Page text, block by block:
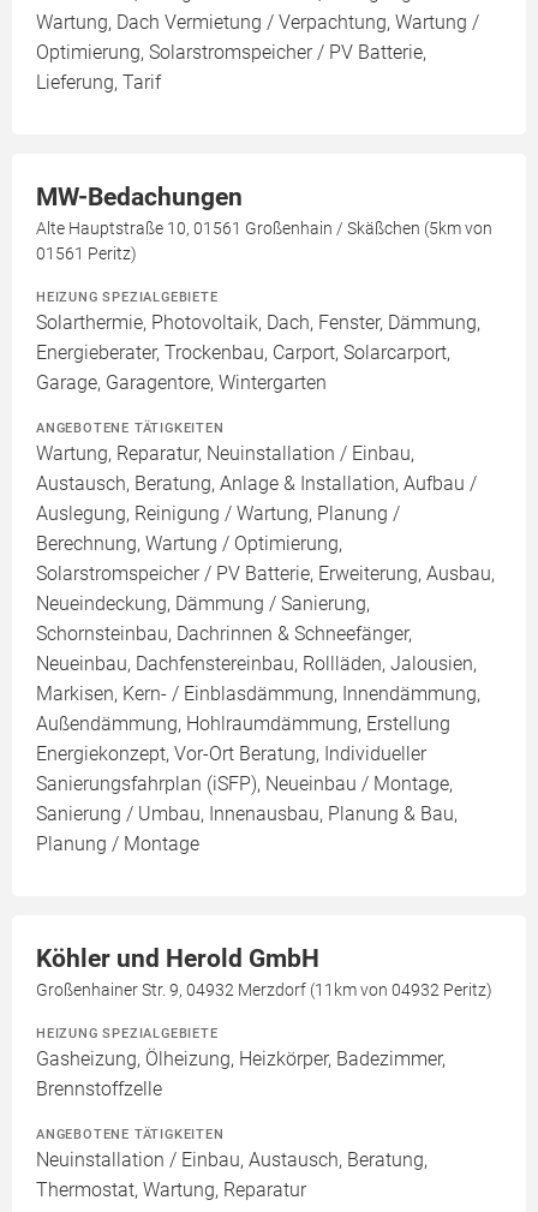
Wartung, Dach Vermietung / Verpachtung, Wartung /
Optimierung, Solarstromspeicher / PV Batterie,
Lieferung, Tarif
MW-Bedachungen
Alte Hauptstraße 10, 01561 Großenhain / Skäßchen (5km von
01561 Peritz)
HEIZUNG SPEZIALGEBIETE
Solarthermie, Photovoltaik, Dach, Fenster, Dämmung,
Energieberater, Trockenbau, Carport, Solarcarport,
Garage, Garagentore, Wintergarten
ANGEBOTENE TÄTIGKEITEN
Wartung, Reparatur, Neuinstallation / Einbau,
Austausch, Beratung, Anlage & Installation, Aufbau /
Auslegung, Reinigung / Wartung, Planung /
Berechnung, Wartung / Optimierung,
Solarstromspeicher / PV Batterie, Erweiterung, Ausbau,
Neueindeckung, Dämmung / Sanierung,
Schornsteinbau, Dachrinnen & Schneefänger,
Neueinbau, Dachfenstereinbau, Rollläden, Jalousien,
Markisen, Kern- / Einblasdämmung, Innendämmung,
Außendämmung, Hohlraumdämmung, Erstellung
Energiekonzept, Vor-Ort Beratung, Individueller
Sanierungsfahrplan (iSFP), Neueinbau / Montage,
Sanierung / Umbau, Innenausbau, Planung & Bau,
Planung / Montage
Köhler und Herold GmbH
Großenhainer Str. 9, 04932 Merzdorf (11km von 04932 Peritz)
HEIZUNG SPEZIALGEBIETE
Gasheizung, Ölheizung, Heizkörper, Badezimmer,
Brennstoffzelle
ANGEBOTENE TÄTIGKEITEN
Neuinstallation / Einbau, Austausch, Beratung,
Thermostat, Wartung, Reparatur